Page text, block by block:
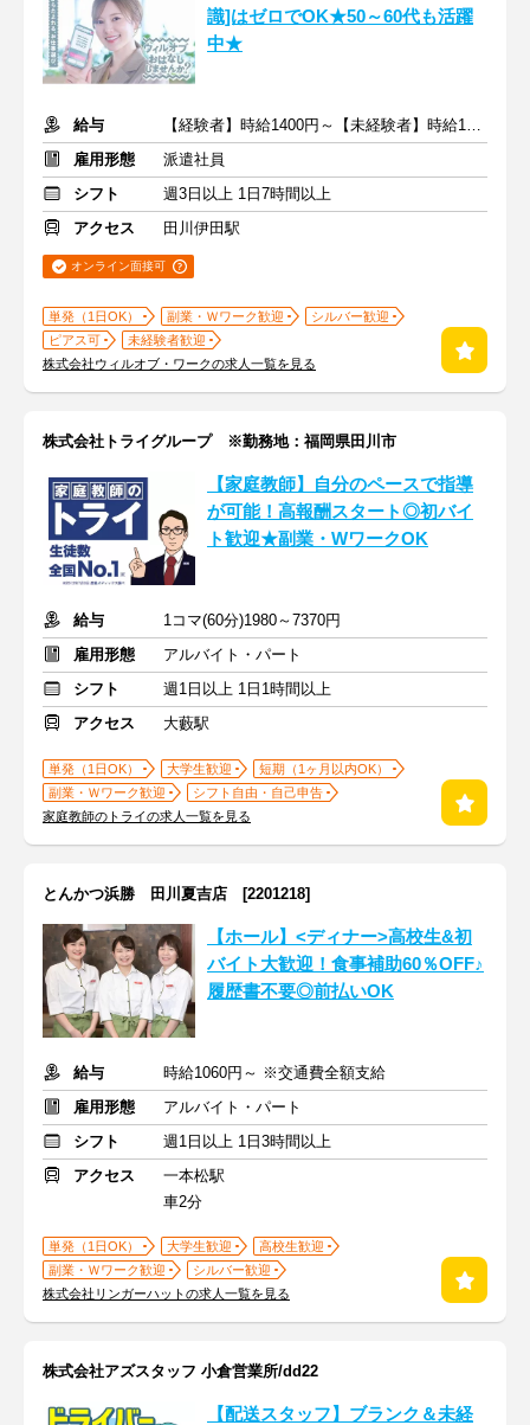
識]はゼロでOK★50～60代も活躍
中★
給与
【経験者】時給1400円～【未経験者】時給1350円～ ＋交通費
雇用形態
派遣社員
シフト
週3日以上 1日7時間以上
アクセス
田川伊田駅
オンライン面接可
単発（1日OK） 副業・Ｗワーク歓迎
シルバー歓迎
ピアス可
未経験者歓迎
株式会社ウィルオブ・ワークの求人一覧を見る
株式会社トライグループ ※勤務地：福岡県田川市
【家庭教師】自分のペースで指導
が可能！高報酬スタート◎初バイ
ト歓迎★副業・WワークOK
給与
1コマ(60分)1980～7370円
雇用形態
アルバイト・パート
シフト
週1日以上 1日1時間以上
アクセス
大藪駅
単発（1日OK） 大学生歓迎
短期（1ヶ月以内OK）
副業・Ｗワーク歓迎
シフト自由・自己申告
家庭教師のトライの求人一覧を見る
とんかつ浜勝 田川夏吉店 [2201218]
【ホール】<ディナー>高校生&初
バイト大歓迎！食事補助60％OFF♪
履歴書不要◎前払いOK
給与
時給1060円～ ※交通費全額支給
雇用形態
アルバイト・パート
シフト
週1日以上 1日3時間以上
アクセス
一本松駅
車2分
単発（1日OK） 大学生歓迎
高校生歓迎
副業・Ｗワーク歓迎
シルバー歓迎
株式会社リンガーハットの求人一覧を見る
株式会社アズスタッフ 小倉営業所/dd22
【配送スタッフ】ブランク＆未経